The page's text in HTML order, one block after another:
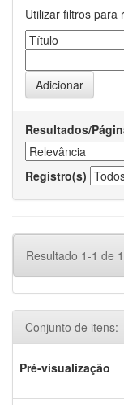
Utilizar filtros para
Resultados/
Registro(s)
Resultado 1-1 de
Conjunto de itens:
Pré-visualização